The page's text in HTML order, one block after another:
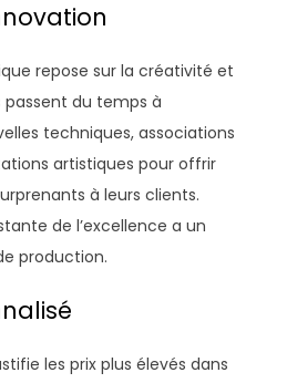
repose sur la créativité et
passent du temps à
techniques, associations
artistiques pour offrir
à leurs clients.
de l’excellence a un
production.
les prix plus élevés dans